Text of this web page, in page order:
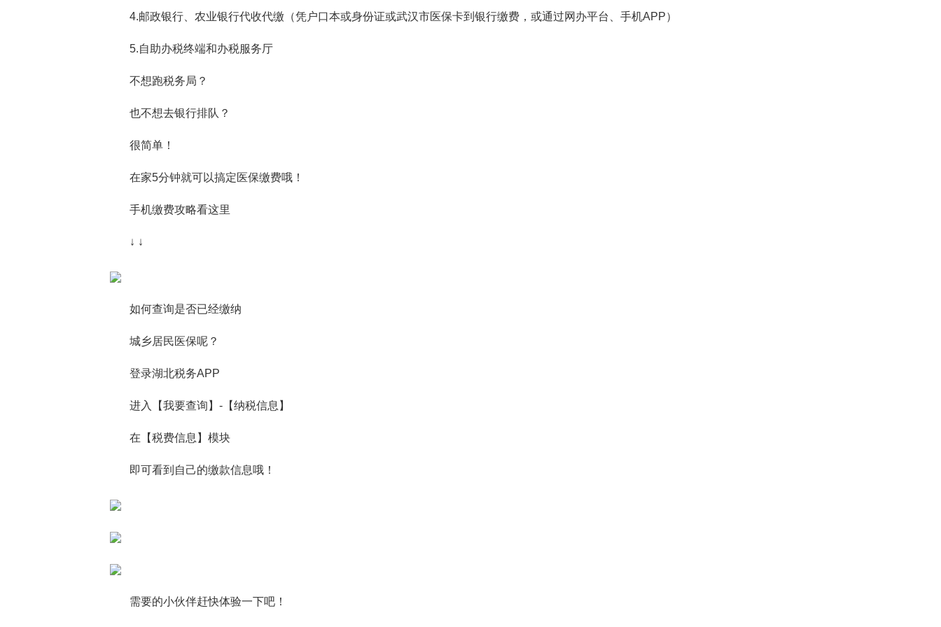
4.邮政银行、农业银行代收代缴（凭户口本或身份证或武汉市医保卡到银行缴费，或通过网办平台、手机APP）
5.自助办税终端和办税服务厅
不想跑税务局？
也不想去银行排队？
很简单！
在家5分钟就可以搞定医保缴费哦！
手机缴费攻略看这里
↓ ↓
如何查询是否已经缴纳
城乡居民医保呢？
登录湖北税务APP
进入【我要查询】-【纳税信息】
在【税费信息】模块
即可看到自己的缴款信息哦！
需要的小伙伴赶快体验一下吧！